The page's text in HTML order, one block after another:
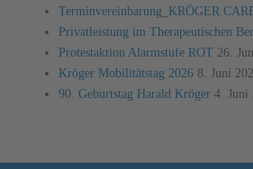
Terminvereinbarung_KRÖGER
Privatleistung im Therapeutischen
Protestaktion Alarmstufe ROT 26.
Kröger Mobilitätstag 2026 8. Juni
90. Geburtstag Harald Kröger 4. Juni